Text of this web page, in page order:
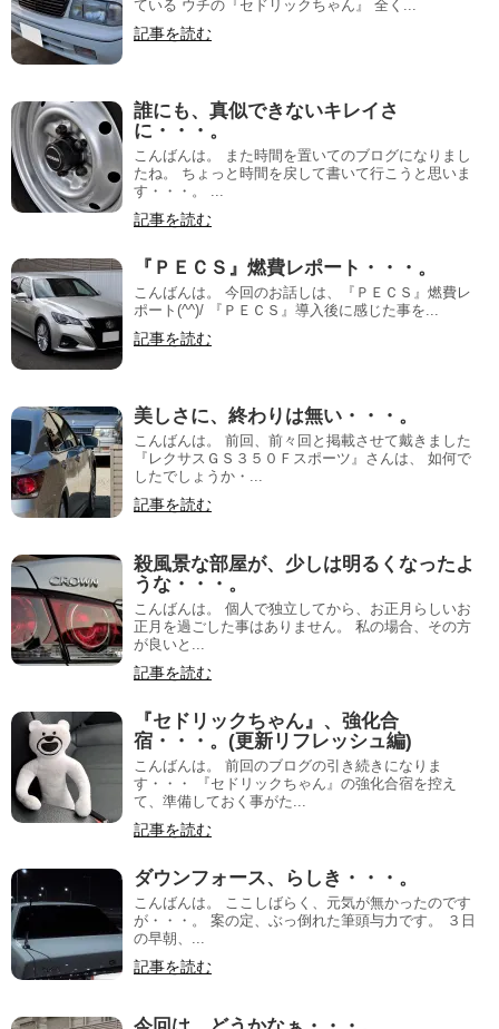
ている ウチの『セドリックちゃん』 全く...
記事を読む
誰にも、真似できないキレイさ
に・・・。
こんばんは。 また時間を置いてのブログになりまし
たね。 ちょっと時間を戻して書いて行こうと思いま
す・・・。 ...
記事を読む
『ＰＥＣＳ』燃費レポート・・・。
こんばんは。 今回のお話しは、『ＰＥＣＳ』燃費レ
ポート(^^)/ 『ＰＥＣＳ』導入後に感じた事を...
記事を読む
美しさに、終わりは無い・・・。
こんばんは。 前回、前々回と掲載させて戴きました
『レクサスＧＳ３５０Ｆスポーツ』さんは、 如何で
したでしょうか・...
記事を読む
殺風景な部屋が、少しは明るくなったよ
うな・・・。
こんばんは。 個人で独立してから、お正月らしいお
正月を過ごした事はありません。 私の場合、その方
が良いと...
記事を読む
『セドリックちゃん』、強化合
宿・・・。(更新リフレッシュ編)
こんばんは。 前回のブログの引き続きになりま
す・・・ 『セドリックちゃん』の強化合宿を控え
て、準備しておく事がた...
記事を読む
ダウンフォース、らしき・・・。
こんばんは。 ここしばらく、元気が無かったのです
が・・・。 案の定、ぶっ倒れた筆頭与力です。 ３日
の早朝、...
記事を読む